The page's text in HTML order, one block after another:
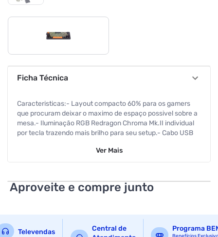
Ficha Técnica
Caracteristicas:- Layout compacto 60% para os gamers
que procuram deixar o maximo de espaço possivel sobre a
mesa.- Iluminação RGB Redragon Chroma Mk.II individual
por tecla trazendo mais brilho para seu setup.- Cabo USB
transporte.- Keycaps feitas com o metodo double shot
brasileiroEspecificações:Acionamento: Mecanico Hotswap
DIY: SimCOR: Laranja, Cinza e pretoFormato: 60%Design:
ABSIluminação: RGB Redragon Chroma Mk.IIRollover: N-
Key RolloverComprimento do cabo: 1.5 mKeycaps: ABS
Ver Mais
Aproveite e compre junto
Televendas
Central de
Programa